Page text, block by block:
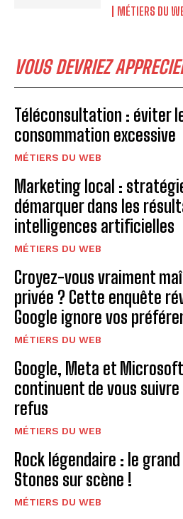
MÉTIERS DU
VOUS DEVRIEZ
Téléconsultation : éviter
consommation excessive
MÉTIERS DU WEB
Marketing local :
démarquer dans les
intelligences artificielles
MÉTIERS DU WEB
Croyez-vous vraiment
privée ? Cette enquête
Google ignore vos
MÉTIERS DU WEB
Google, Meta et
continuent de vous
refus
MÉTIERS DU WEB
Rock légendaire : le
Stones sur scène !
MÉTIERS DU WEB